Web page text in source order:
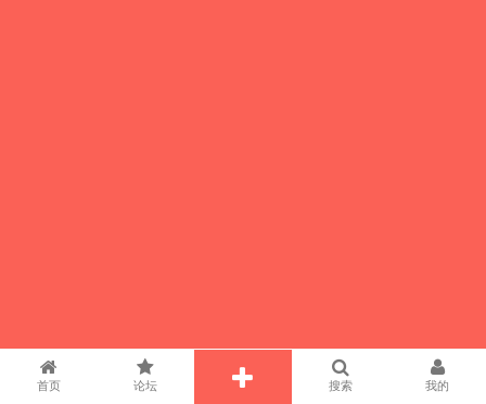
首页 论坛 搜索 我的